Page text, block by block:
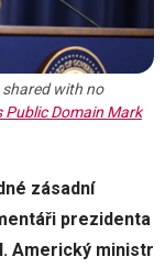
shared with no
Public Domain Mark
zásadní
prezidenta
Americký ministr